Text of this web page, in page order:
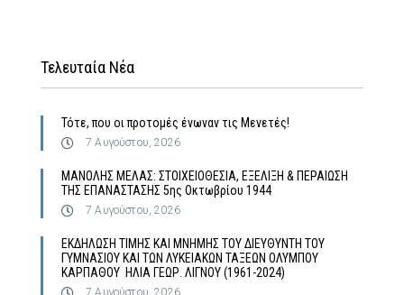
Τελευταία Νέα
Τότε, που οι προτομές ένωναν τις Μενετές!
7 Αυγούστου, 2026
MΑΝΟΛΗΣ ΜΕΛΑΣ: ΣΤΟΙΧΕΙΟΘΕΣΙΑ, ΕΞΕΛΙΞΗ & ΠΕΡΑΙΩΣΗ
ΤΗΣ ΕΠΑΝΑΣΤΑΣΗΣ 5ης Οκτωβρίου 1944
7 Αυγούστου, 2026
ΕΚΔΗΛΩΣΗ ΤΙΜΗΣ ΚΑΙ ΜΝΗΜΗΣ ΤΟΥ ΔΙΕΥΘΥΝΤΗ ΤΟΥ
ΓΥΜΝΑΣΙΟΥ ΚΑΙ ΤΩΝ ΛΥΚΕΙΑΚΩΝ ΤΑΞΕΩΝ ΟΛΥΜΠΟΥ
ΚΑΡΠΑΘΟΥ ΗΛΙΑ ΓΕΩΡ. ΛΙΓΝΟΥ (1961-2024)
7 Αυγούστου, 2026